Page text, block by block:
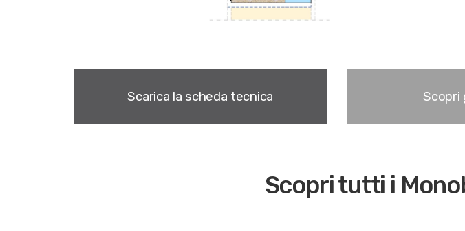
Scarica la scheda tecnica Scopri
Scopri tutti i